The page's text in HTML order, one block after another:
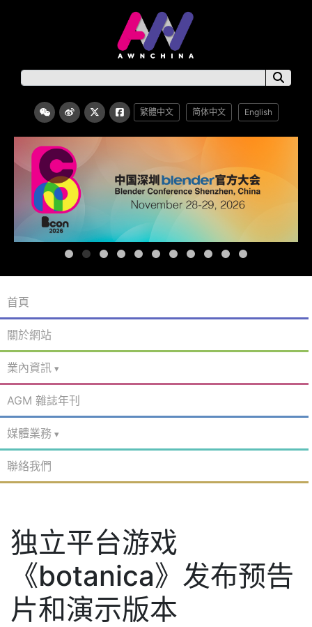
繁體中文 简体中文 English
首頁
關於網站
業內資訊
AGM 雜誌年刊
媒體業務
聯絡我們
独立平台游戏
《botanica》发布预告
片和演示版本